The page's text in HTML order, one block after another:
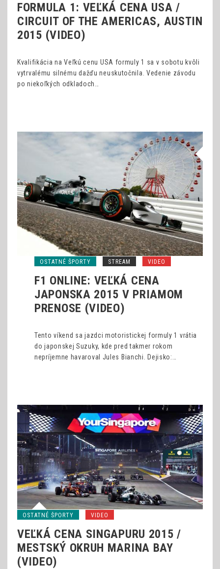
FORMULA 1: VEĽKÁ CENA USA /
CIRCUIT OF THE AMERICAS, AUSTIN
2015 (VIDEO)
Kvalifikácia na Veľkú cenu USA formuly 1 sa v sobotu kvôli
vytrvalému silnému dažďu neuskutočnila. Vedenie závodu
po niekoľkých odkladoch…
OSTATNÉ ŠPORTY STREAM VIDEO
F1 ONLINE: VEĽKÁ CENA
JAPONSKA 2015 V PRIAMOM
PRENOSE (VIDEO)
Tento víkend sa jazdci motoristickej formuly 1 vrátia
do japonskej Suzuky, kde pred takmer rokom
nepríjemne havaroval Jules Bianchi. Dejisko:…
OSTATNÉ ŠPORTY VIDEO
VEĽKÁ CENA SINGAPURU 2015 /
MESTSKÝ OKRUH MARINA BAY
(VIDEO)